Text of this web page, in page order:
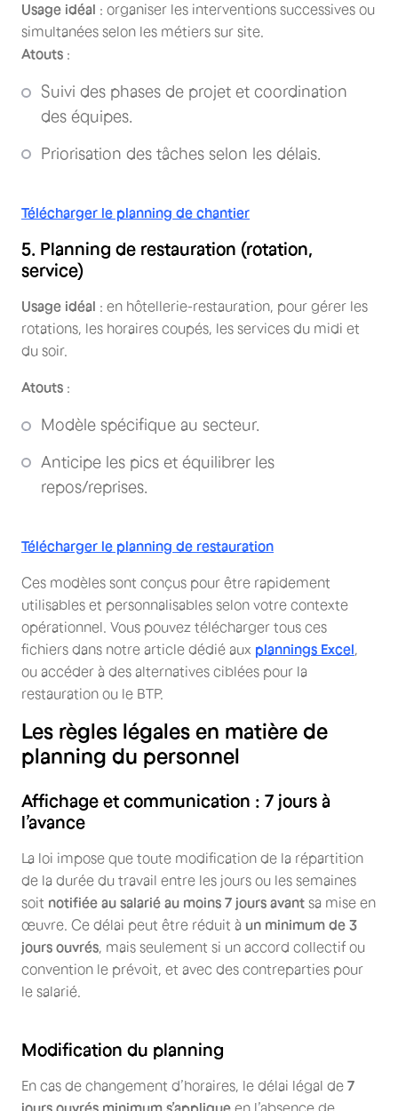
Usage idéal : organiser les interventions successives ou
simultanées selon les métiers sur site.
Atouts :
Suivi des phases de projet et coordination
des équipes.
Priorisation des tâches selon les délais.
Télécharger le planning de chantier
5. Planning de restauration (rotation,
service)
Usage idéal : en hôtellerie-restauration, pour gérer les
rotations, les horaires coupés, les services du midi et
du soir.
Atouts :
Modèle spécifique au secteur.
Anticipe les pics et équilibrer les
repos/reprises.
Télécharger le planning de restauration
Ces modèles sont conçus pour être rapidement
utilisables et personnalisables selon votre contexte
opérationnel. Vous pouvez télécharger tous ces
fichiers dans notre article dédié aux plannings Excel
ou accéder à des alternatives ciblées pour la
restauration ou le BTP.
Les règles légales en matière de
planning du personnel
Affichage et communication : 7 jours à
l’avance
La loi impose que toute modification de la répartition
de la durée du travail entre les jours ou les semaines
soit notifiée au salarié au moins 7 jours avant sa mise en
œuvre. Ce délai peut être réduit à un minimum de 3
jours ouvrés , mais seulement si un accord collectif ou
convention le prévoit, et avec des contreparties pour
le salarié.
Modification du planning
En cas de changement d’horaires, le délai légal de 7
jours ouvrés minimum s’applique en l’absence de